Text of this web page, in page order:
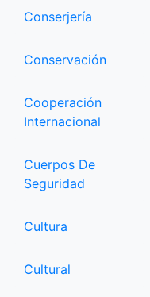
Conserjería
Conservación
Cooperación
Internacional
Cuerpos De
Seguridad
Cultura
Cultural